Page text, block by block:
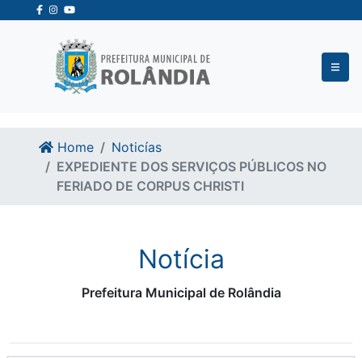
Ir para o conteudo
Ir para o fim do conteudo
Home
Noticías
EXPEDIENTE DOS SERVIÇOS PÚBLICOS NO
FERIADO DE CORPUS CHRISTI
Notícia
Prefeitura Municipal de Rolândia